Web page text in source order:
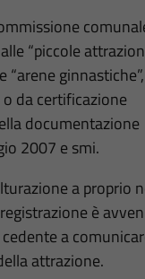
“piccole
da certificazione
documentazione
2007 e smi.
a proprio
è
a
attrazione.